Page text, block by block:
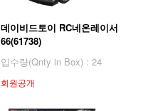
데이비드토이 RC네온레이서
66(61738)
입수량(Qnty in Box) : 24
회원공개